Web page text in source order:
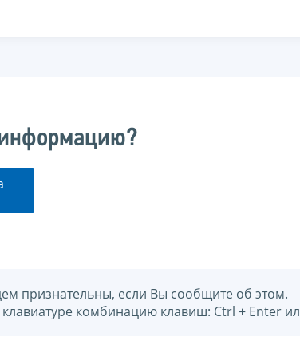
признательны, если Вы сообщите об этом.
комбинацию клавиш: Ctrl + Enter